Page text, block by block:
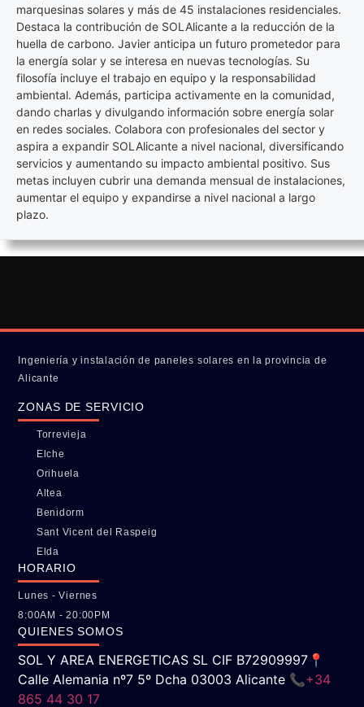
marquesinas solares y más de 45 instalaciones residenciales.
Destaca la contribución de SOLAlicante a la reducción de la
huella de carbono. Javier anticipa un futuro prometedor para
la energía solar y se interesa en nuevas tecnologías. Su
filosofía incluye el trabajo en equipo y la responsabilidad
ambiental. Además, participa activamente en la comunidad,
dando charlas y divulgando información sobre energía solar
en redes sociales. Colabora con profesionales del sector y
aspira a expandir SOLAlicante a nivel nacional, diversificando
servicios y aumentando su impacto ambiental positivo. Sus
metas incluyen cubrir una demanda mensual de instalaciones,
aumentar el equipo y expandirse a nivel nacional a largo
plazo.
Ingeniería y instalación de paneles solares en la provincia de
Alicante
ZONAS DE SERVICIO
Torrevieja
Elche
Orihuela
Altea
Benidorm
Sant Vicent del Raspeig
Elda
HORARIO
Lunes - Viernes
8:00AM - 20:00PM
QUIENES SOMOS
SOL Y AREA ENERGETICAS SL CIF B72909997📍
Calle Alemania nº7 5º Dcha 03003 Alicante 📞+34
865 44 30 17